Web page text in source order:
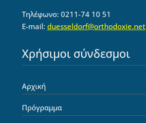
Τηλέφωνο: 0211-74 10 51
E-mail: duesseldorf@orthodoxie.net
Χρήσιμοι σύνδεσμοι
Αρχική
Πρόγραμμα